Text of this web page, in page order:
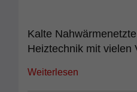
Kalte
Heiztechnik mit vielen
Weiterlesen